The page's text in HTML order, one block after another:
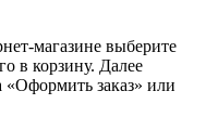
магазине выберите
в корзину. Далее
заказ» или